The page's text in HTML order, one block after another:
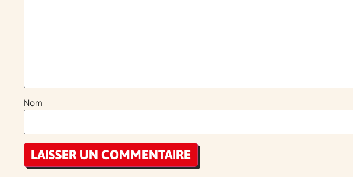
Nom